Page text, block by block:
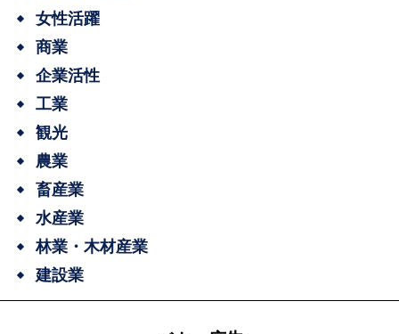
女性活躍
商業
企業活性
工業
観光
農業
畜産業
水産業
林業・木材産業
建設業